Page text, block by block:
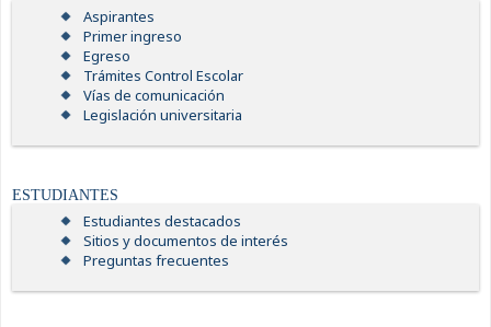
Aspirantes
Primer ingreso
Egreso
Trámites Control Escolar
Vías de comunicación
Legislación universitaria
ESTUDIANTES
Estudiantes destacados
Sitios y documentos de interés
Preguntas frecuentes